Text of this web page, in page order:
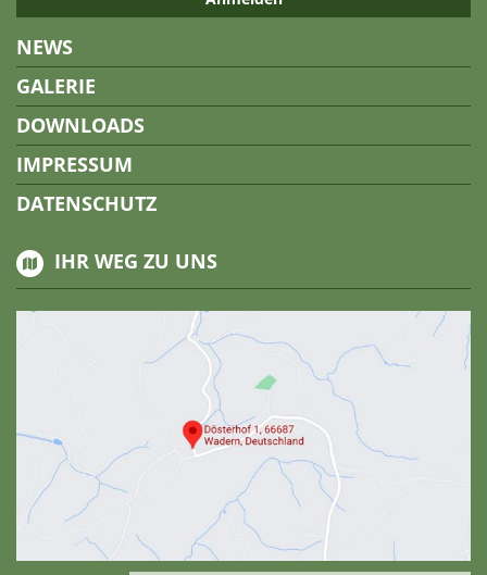
NEWS
GALERIE
DOWNLOADS
IMPRESSUM
DATENSCHUTZ
IHR WEG ZU UNS